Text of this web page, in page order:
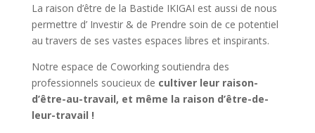
La raison d’être de la Bastide IKIGAI est aussi de nous
permettre d’ Investir & de Prendre soin de ce potentiel
au travers de ses vastes espaces libres et inspirants.
Notre espace de Coworking soutiendra des
professionnels soucieux de cultiver leur raison-
d’être-au-travail, et même la raison d’être-de-
leur-travail !